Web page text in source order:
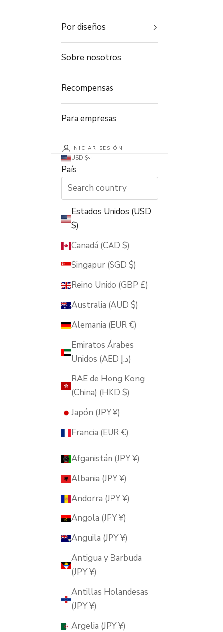
Por diseños
Sobre nosotros
Recompensas
Para empresas
INICIAR SESIÓN
USD $
País
Estados Unidos (USD
$)
Canadá (CAD $)
Singapur (SGD $)
Reino Unido (GBP £)
Australia (AUD $)
Alemania (EUR €)
Emiratos Árabes
Unidos (AED د.إ)
RAE de Hong Kong
(China) (HKD $)
Japón (JPY ¥)
Francia (EUR €)
Afganistán (JPY ¥)
Albania (JPY ¥)
Andorra (JPY ¥)
Angola (JPY ¥)
Anguila (JPY ¥)
Antigua y Barbuda
(JPY ¥)
Antillas Holandesas
(JPY ¥)
Argelia (JPY ¥)